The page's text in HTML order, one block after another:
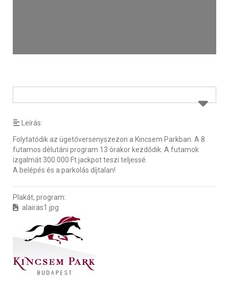
Leírás:
Folytatódik az ügetőversenyszezon a Kincsem Parkban. A 8
futamos délutáni program 13 órakor kezdődik. A futamok
izgalmát 300.000 Ft jackpot teszi teljessé.
A belépés és a parkolás díjtalan!
Plakát, program:
alairas1.jpg